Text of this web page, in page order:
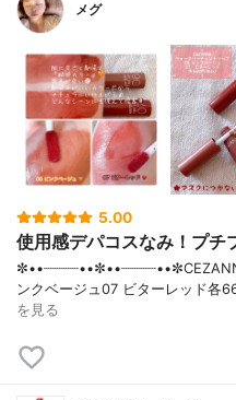
メグ
5.00
使用感デパコスなみ！プチ
ンクベージュ07 ビターレッド
を見る